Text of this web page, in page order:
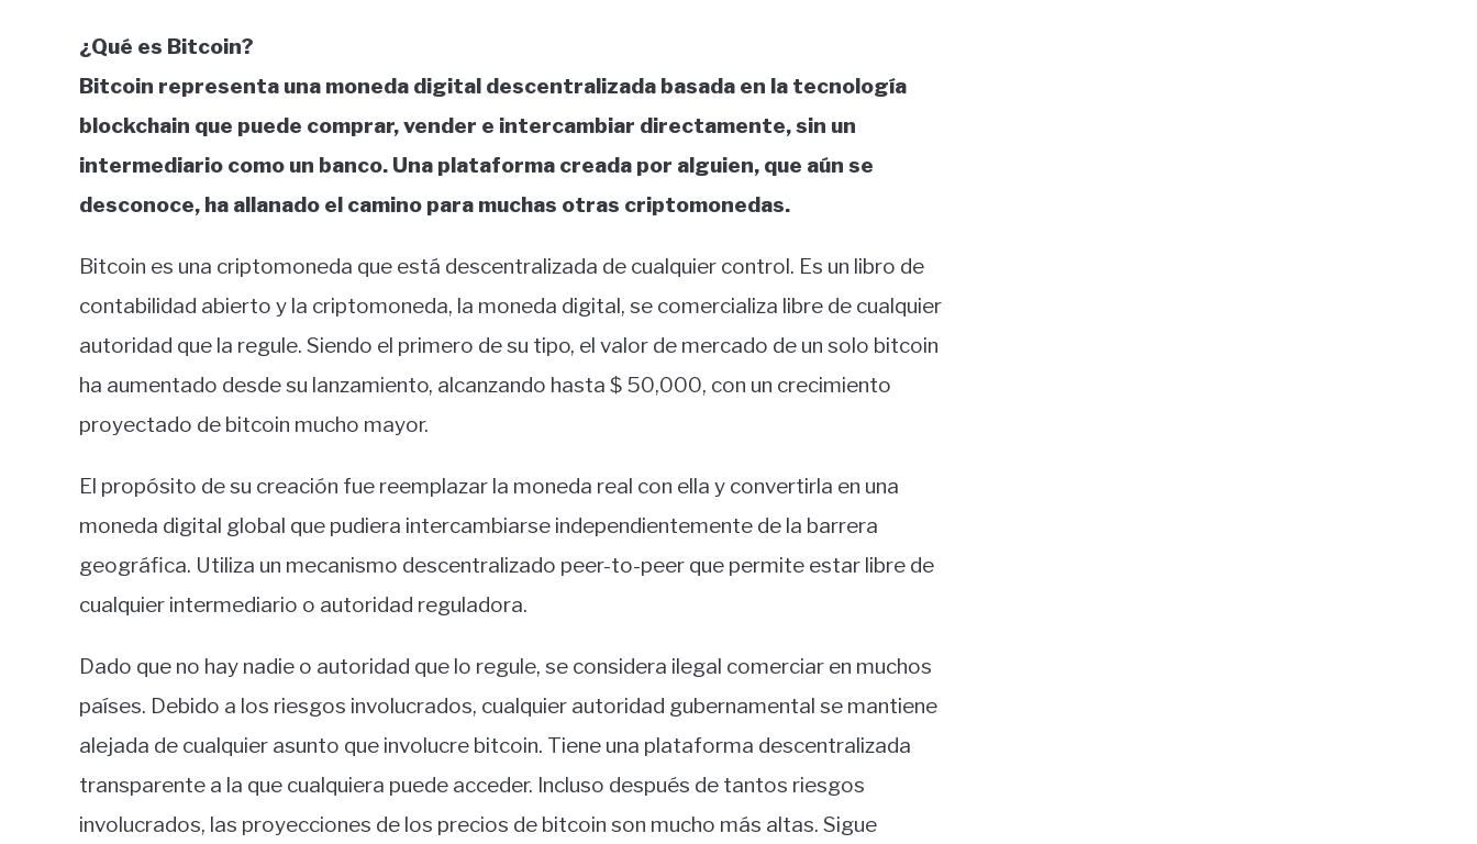
¿Qué es Bitcoin?
Bitcoin representa una moneda digital descentralizada basada en la tecnología
blockchain que puede comprar, vender e intercambiar directamente, sin un
intermediario como un banco. Una plataforma creada por alguien, que aún se
desconoce, ha allanado el camino para muchas otras criptomonedas.
Bitcoin es una criptomoneda que está descentralizada de cualquier control. Es un libro de
contabilidad abierto y la criptomoneda, la moneda digital, se comercializa libre de cualquier
autoridad que la regule. Siendo el primero de su tipo, el valor de mercado de un solo bitcoin
ha aumentado desde su lanzamiento, alcanzando hasta $ 50,000, con un crecimiento
proyectado de bitcoin mucho mayor.
El propósito de su creación fue reemplazar la moneda real con ella y convertirla en una
moneda digital global que pudiera intercambiarse independientemente de la barrera
geográfica. Utiliza un mecanismo descentralizado peer-to-peer que permite estar libre de
cualquier intermediario o autoridad reguladora.
Dado que no hay nadie o autoridad que lo regule, se considera ilegal comerciar en muchos
países. Debido a los riesgos involucrados, cualquier autoridad gubernamental se mantiene
alejada de cualquier asunto que involucre bitcoin. Tiene una plataforma descentralizada
transparente a la que cualquiera puede acceder. Incluso después de tantos riesgos
involucrados, las proyecciones de los precios de bitcoin son mucho más altas. Sigue